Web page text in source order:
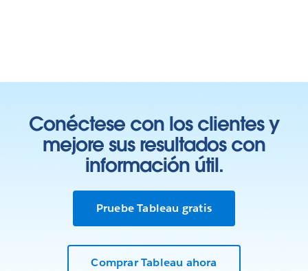
Conéctese con los clientes y
mejore sus resultados con
información útil.
Pruebe Tableau gratis
Comprar Tableau ahora